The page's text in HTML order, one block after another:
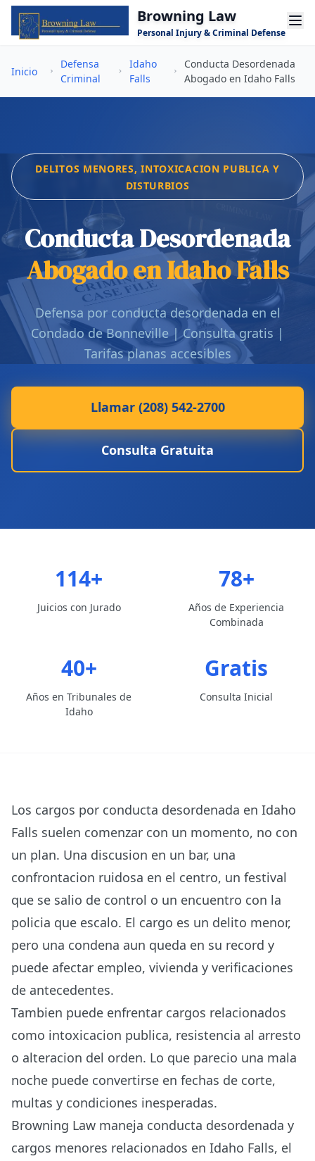
Saltar al contenido principalBrowning Law
Personal Injury & Criminal Defense
Inicio
Defensa
Criminal
Idaho
Falls
Conducta Desordenada
Abogado en Idaho Falls
DELITOS MENORES, INTOXICACION PUBLICA Y
DISTURBIOS
Conducta Desordenada
Abogado en Idaho Falls
Defensa por conducta desordenada en el
Condado de Bonneville | Consulta gratis |
Tarifas planas accesibles
Llamar (208) 542-2700
Consulta Gratuita
114+
Juicios con Jurado
78+
Años de Experiencia
Combinada
40+
Años en Tribunales de
Idaho
Gratis
Consulta Inicial
Los cargos por conducta desordenada en Idaho
Falls suelen comenzar con un momento, no con
un plan. Una discusion en un bar, una
confrontacion ruidosa en el centro, un festival
que se salio de control o un encuentro con la
policia que escalo. El cargo es un delito menor,
pero una condena aun queda en su record y
puede afectar empleo, vivienda y verificaciones
de antecedentes.
Tambien puede enfrentar cargos relacionados
como intoxicacion publica, resistencia al arresto
o alteracion del orden. Lo que parecio una mala
noche puede convertirse en fechas de corte,
multas y condiciones inesperadas.
Browning Law maneja conducta desordenada y
cargos menores relacionados en Idaho Falls, el